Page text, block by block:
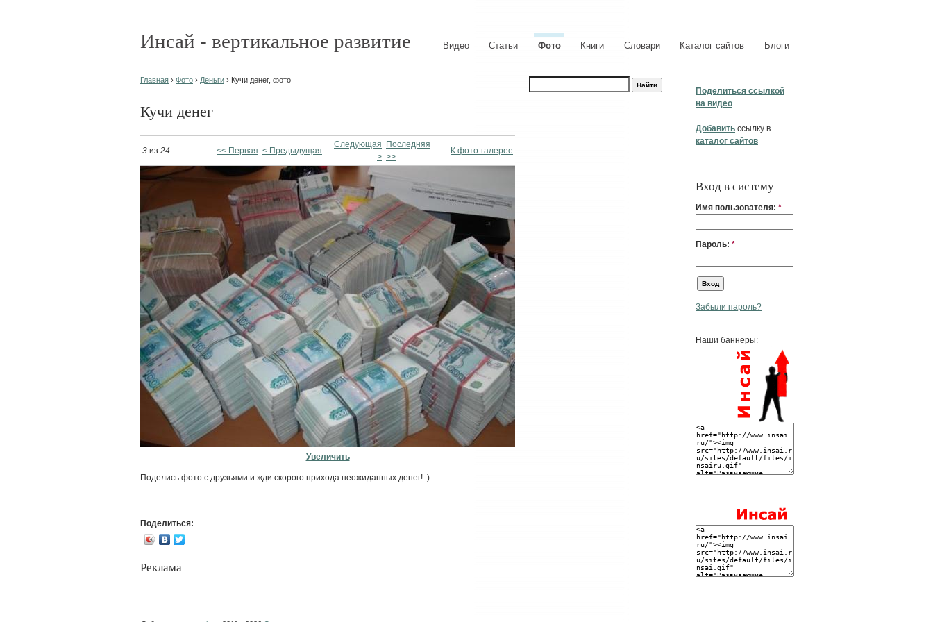
Инсай - вертикальное развитие Видео Статьи Фото Книги Словари Каталог сайтов Блоги
Поделиться ссылкой
на видео
Добавить ссылку в
каталог сайтов
Вход в систему
Имя пользователя: *
Пароль: *
Забыли пароль?
Наши баннеры:
Главная › Фото › Деньги › Кучи денег, фото
Кучи денег
3 из 24 << Первая < Предыдущая
Следующая
>
Последняя
>>
К фото-галерее
Увеличить
Поделись фото с друзьями и жди скорого прихода неожиданных денег! :)
Поделиться:
Реклама